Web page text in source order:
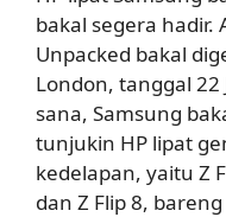
bakal segera hadir.
Unpacked bakal
London, tanggal 22
sana, Samsung
tunjukin HP lipat
kedelapan, yaitu Z
dan Z Flip 8,